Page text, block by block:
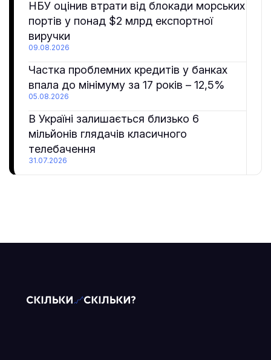
НБУ оцінив втрати від блокади морських
портів у понад $2 млрд експортної
виручки
09.08.2026
Частка проблемних кредитів у банках
впала до мінімуму за 17 років – 12,5%
05.08.2026
В Україні залишається близько 6
мільйонів глядачів класичного
телебачення
31.07.2026